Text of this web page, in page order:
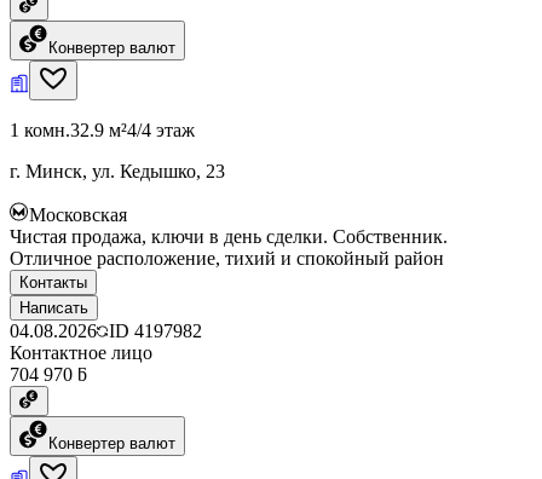
Конвертер валют
1 комн.32.9 м²4/4 этаж
г. Минск, ул. Кедышко, 23
Московская
Чистая продажа, ключи в день сделки. Собственник.
Отличное расположение, тихий и спокойный район
Контакты
Написать
04.08.2026 ID 4197982
Контактное лицо
704 970 ƃ
Конвертер валют